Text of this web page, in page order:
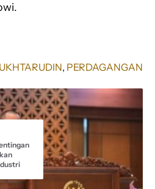
a
e
, PERDAGANGAN